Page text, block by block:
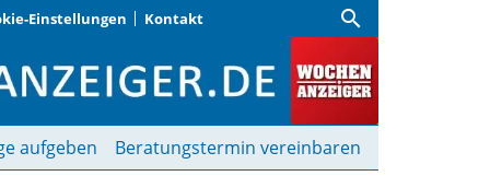
Einstellungen Kontakt search
am 28. Mai |
aufgeben Beratungstermin vereinbaren